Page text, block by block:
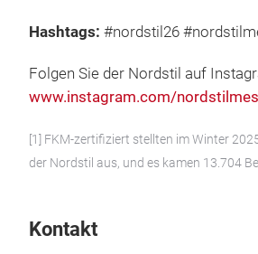
Hashtags: #nordstil26
Folgen Sie der Nordstil auf
www.instagram.com/
[1] FKM-zertifiziert stellten im Winter
der Nordstil aus, und es kamen 13.704
Kontakt